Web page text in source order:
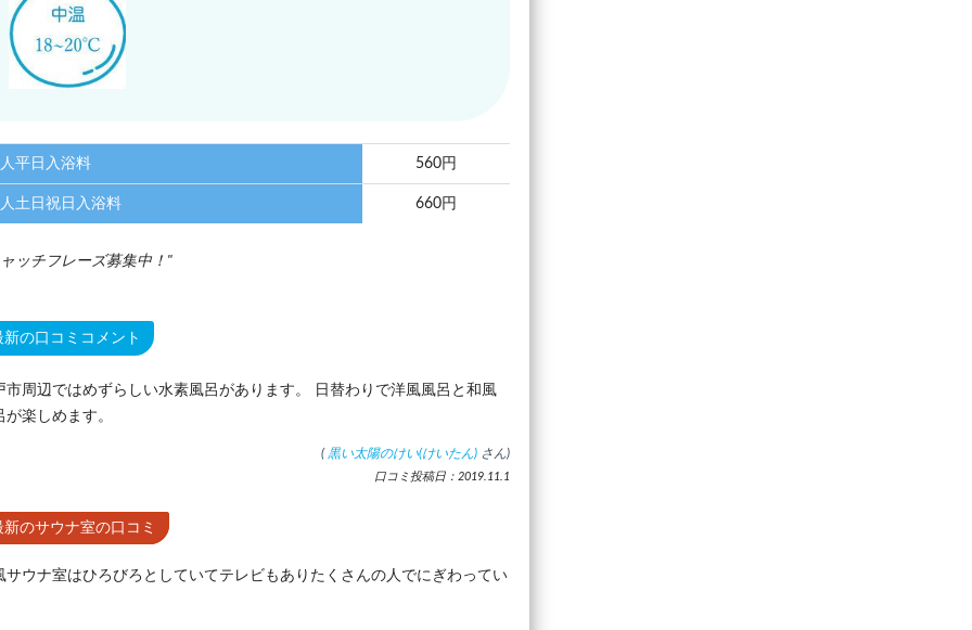
平日入浴料 560円
土日祝日入浴料 660円
ッチフレーズ募集中！
新の口コミコメント
市周辺ではめずらしい水素風呂があります。 日替わりで洋風風呂と和風
が楽しめます。
( 黒い太陽のけい(けいたん) さん)
口コミ投稿日：2019.11.1
新のサウナ室の口コミ
サウナ室はひろびろとしていてテレビもありたくさんの人でにぎわってい